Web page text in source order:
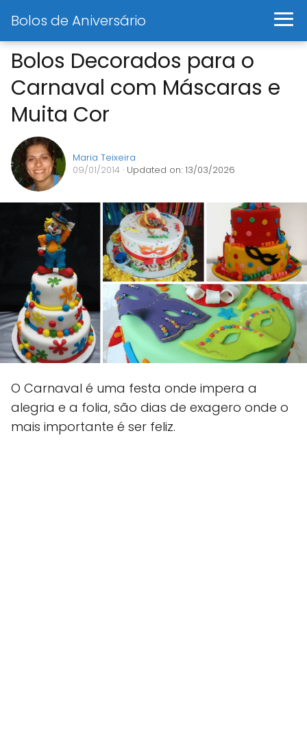
Bolos de Aniversário
Bolos Decorados para o
Carnaval com Máscaras e
Muita Cor
Maria Teixeira
09/01/2014 · Updated on: 13/03/2026
O Carnaval é uma festa onde impera a
alegria e a folia, são dias de exagero onde o
mais importante é ser feliz.